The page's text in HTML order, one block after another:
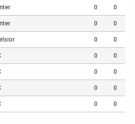
0 0
0 0
0 0
0 0
0 0
0 0
0 0